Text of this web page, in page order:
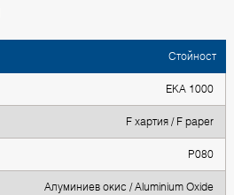
Стойност
EKA 1000
F хартия / F paper
P080
Алуминиев окис / Aluminium Oxide